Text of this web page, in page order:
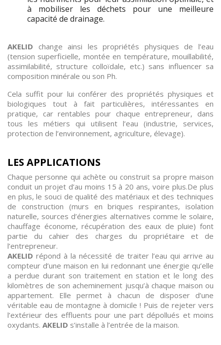
à mobiliser les déchets pour une meilleure
capacité de drainage.
AKELID change ainsi les propriétés physiques de l’eau
(tension superficielle, montée en température, mouillabilité,
assimilabilité, structure colloïdale, etc.) sans influencer sa
composition minérale ou son Ph.
Cela suffit pour lui conférer des propriétés physiques et
biologiques tout à fait particulières, intéressantes en
pratique, car rentables pour chaque entrepreneur, dans
tous les métiers qui utilisent l’eau (industrie, services,
protection de l’environnement, agriculture, élevage).
LES APPLICATIONS
Chaque personne qui achète ou construit sa propre maison
conduit un projet d’au moins 15 à 20 ans, voire plus.De plus
en plus, le souci de qualité des matériaux et des techniques
de construction (murs en briques respirantes, isolation
naturelle, sources d’énergies alternatives comme le solaire,
chauffage économe, récupération des eaux de pluie) font
partie du cahier des charges du propriétaire et de
l’entrepreneur.
AKELID répond à la nécessité de traiter l’eau qui arrive au
compteur d’une maison en lui redonnant une énergie qu’elle
a perdue durant son traitement en station et le long des
kilomètres de son acheminement jusqu’à chaque maison ou
appartement. Elle permet à chacun de disposer d’une
véritable eau de montagne à domicile ! Puis de rejeter vers
l’extérieur des effluents pour une part dépollués et moins
oxydants. AKELID s’installe à l’entrée de la maison.